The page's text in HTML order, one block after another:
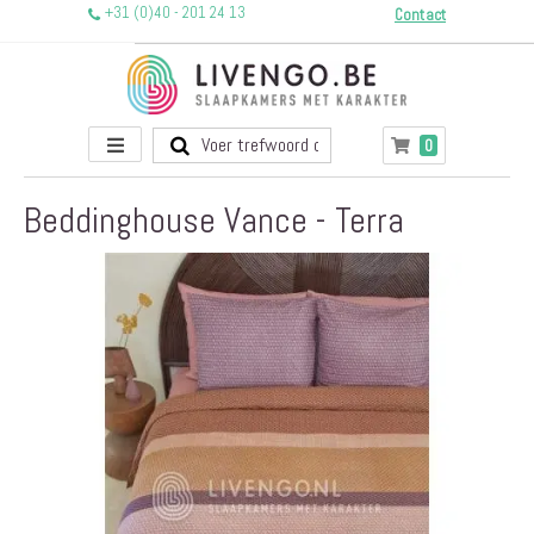
+31 (0)40 - 201 24 13 Contact
Toggle
Nav
Winkelwagen
0producten
Beddinghouse Vance - Terra